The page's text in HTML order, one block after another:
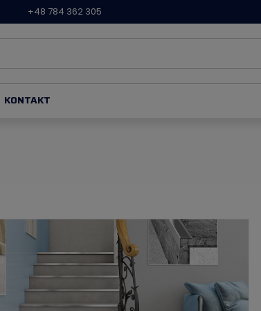
+48 784 362 305
KONTAKT